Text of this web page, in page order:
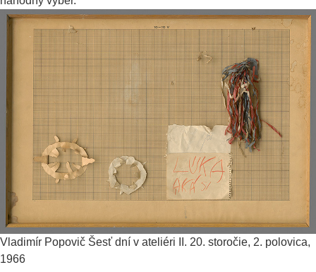
Vladimír Popovič Šesť dní v ateliéri II. 20. storočie, 2. polovica,
1966